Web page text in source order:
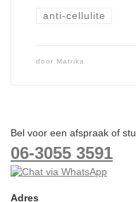
anti-cellulite
door Matrika
Bel voor een afspraak of
06-3055 3591
Adres